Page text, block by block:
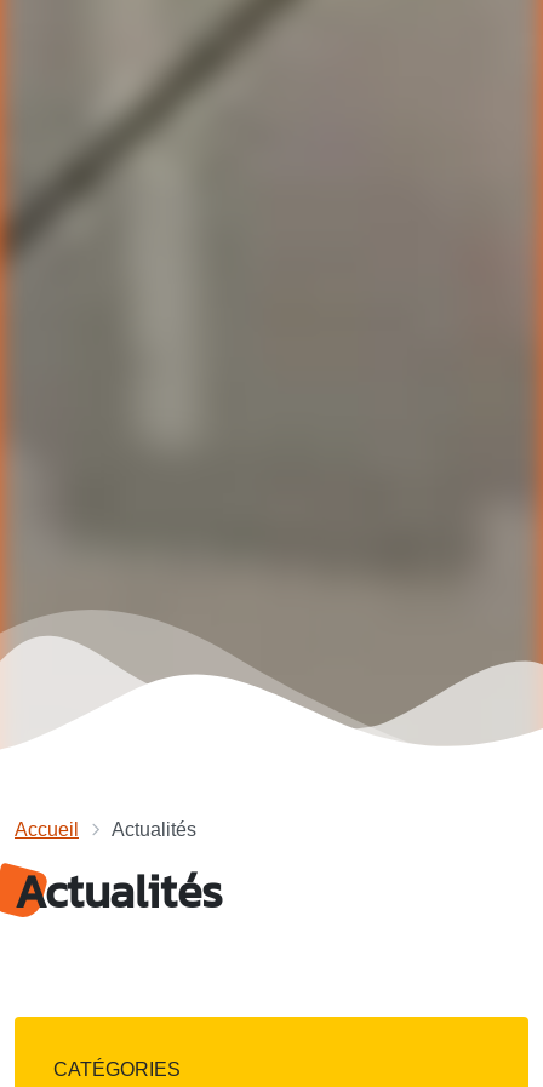
Accueil Actualités
Actualités
CATÉGORIES